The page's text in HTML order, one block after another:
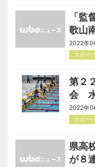
「
歌山
2022年
スポーツ
第２
会
2022年
スポーツ
県高
が８